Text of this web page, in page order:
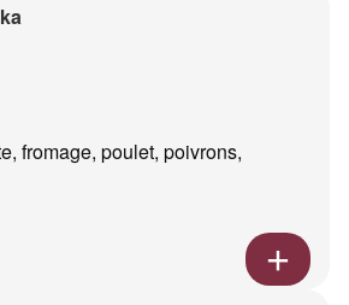
fromage, poulet, poivrons,